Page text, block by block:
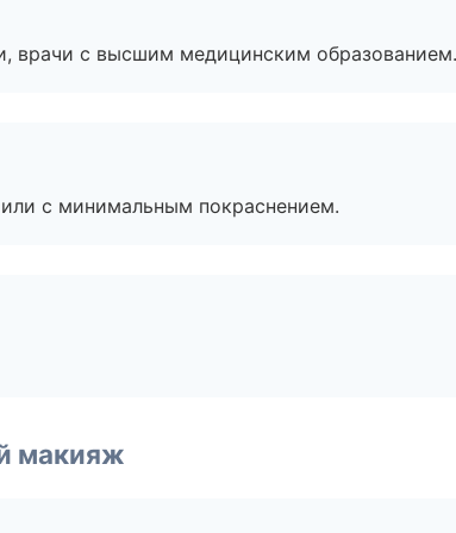
врачи с высшим медицинским образованием.
с минимальным покраснением.
макияж